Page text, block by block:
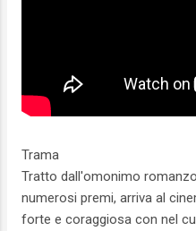
Trama
Tratto dall'omonimo
numerosi premi, arriva al
forte e coraggiosa con nel